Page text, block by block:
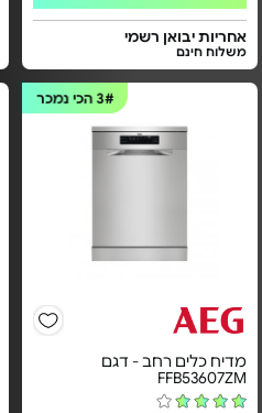
אחריות יבואן רשמי
משלוח חינם
3#הכי נמכר
מדיח כלים רחב - דגם
FFB53607ZM